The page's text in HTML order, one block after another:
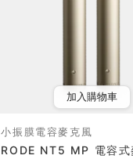
加入購物車
小振膜電容麥克風
RODE NT5 MP 電容式